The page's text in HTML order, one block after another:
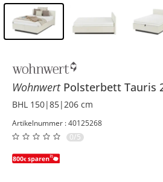
Wohnwert Polsterbett Tauris
BHL 150|85|206 cm
Artikelnummer : 40125268
0/5